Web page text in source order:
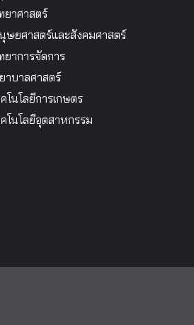
าศาสตร์
ยศาสตร์และสังคมศาสตร์
าการจัดการ
บาลศาสตร์
โนโลยีการเกษตร
โนโลยีอุตสาหกรรม